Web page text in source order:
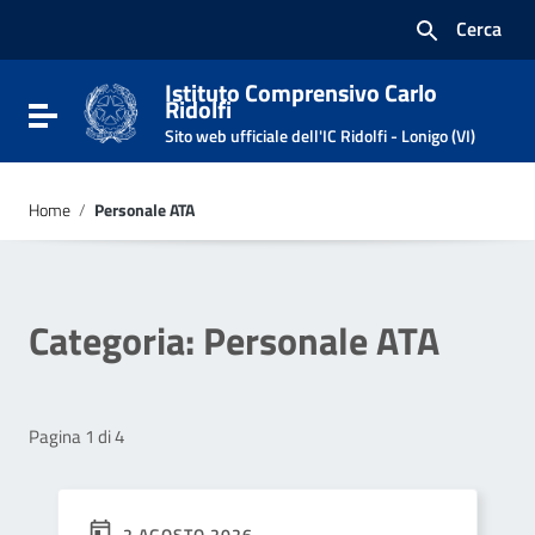
Vai al footer
Cerca
Attiva / disattiva la navigazione
Istituto Comprensivo Carlo
Ridolfi
Sito web ufficiale dell'IC Ridolfi - Lonigo (VI)
Home / Personale ATA
Categoria: Personale ATA
Pagina 1 di 4